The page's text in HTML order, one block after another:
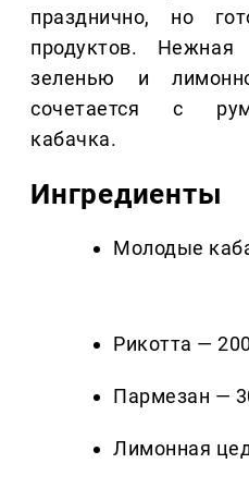
празднично, но
продуктов.
зеленью и
сочетается с
кабачка.
Ингредиенты
Молодые
Рикотта —
Пармезан —
Лимонная